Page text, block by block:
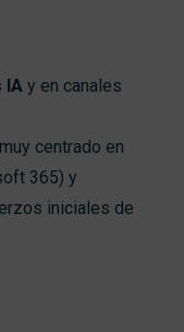
IA y en canales
centrado en
365) y
iniciales de